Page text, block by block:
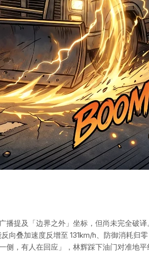
提及「边界之外」坐标，但尚未完全破
叠加速度反增至 131km/h、防御消耗归
，有人在回应」，林辉踩下油门对准地平